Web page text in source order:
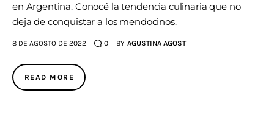
en Argentina. Conocé la tendencia culinaria que no
deja de conquistar a los mendocinos.
8 DE AGOSTO DE 2022 0 BY AGUSTINA AGOST
READ MORE